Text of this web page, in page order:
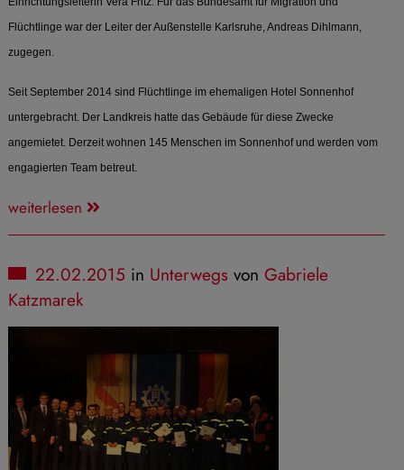
Flüchtlinge war der Leiter der Außenstelle Karlsruhe, Andreas Dihlmann,
zugegen.
Seit September 2014 sind Flüchtlinge im ehemaligen Hotel Sonnenhof
untergebracht. Der Landkreis hatte das Gebäude für diese Zwecke
angemietet. Derzeit wohnen 145 Menschen im Sonnenhof und werden vom
engagierten Team betreut.
weiterlesen
22.02.2015 in Unterwegs von Gabriele
Katzmarek